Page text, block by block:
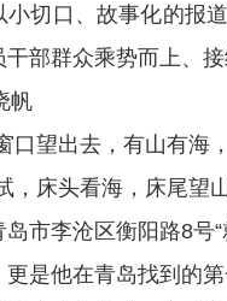
小切口、故事化的报
部群众乘势而上、
帆
望出去，有山有海
床头看海，床尾望山
李沧区衡阳路8号“
是他在青岛找到的